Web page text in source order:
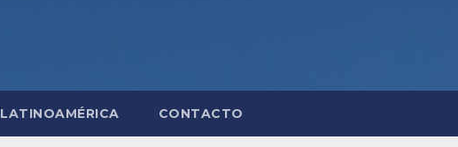
LATINOAMÉRICA CONTACTO